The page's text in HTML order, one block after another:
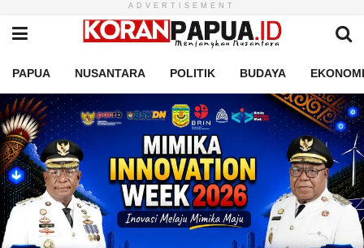
ADVERTISEMENT
PAPUA NUSANTARA POLITIK BUDAYA EKONOMI